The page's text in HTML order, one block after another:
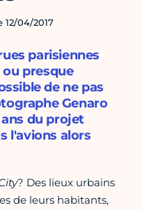
12/04/2017
parisiennes
presque
de ne pas
Genaro
du projet
l'avions alors
? Des lieux urbains
de leurs habitants,